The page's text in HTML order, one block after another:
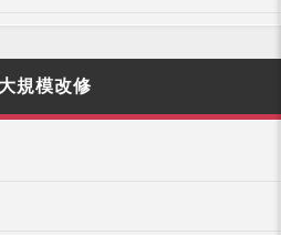
大規模改修